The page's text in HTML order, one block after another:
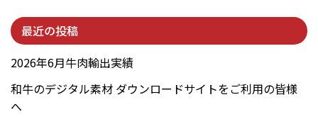
最近の投稿
2026年6月牛肉輸出実績
和牛のデジタル素材 ダウンロードサイトをご利用の皆様
へ